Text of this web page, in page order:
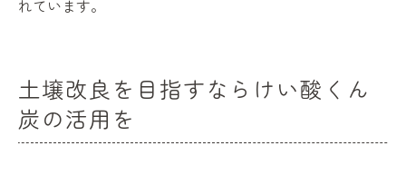
れています。
土壌改良を目指すならけい酸くん
炭の活用を